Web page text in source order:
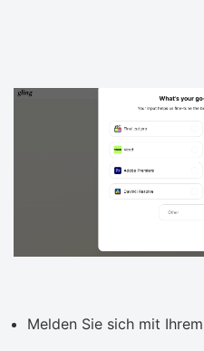
Melden Sie sich mit